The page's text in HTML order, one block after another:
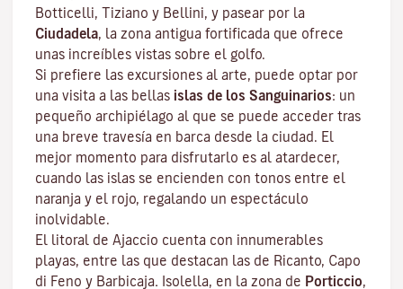
Botticelli, Tiziano y Bellini, y pasear por la
Ciudadela, la zona antigua fortificada que ofrece
unas increíbles vistas sobre el golfo.
Si prefiere las excursiones al arte, puede optar por
una visita a las bellas islas de los Sanguinarios: un
pequeño archipiélago al que se puede acceder tras
una breve travesía en barca desde la ciudad. El
mejor momento para disfrutarlo es al atardecer,
cuando las islas se encienden con tonos entre el
naranja y el rojo, regalando un espectáculo
inolvidable.
El litoral de Ajaccio cuenta con innumerables
playas, entre las que destacan las de Ricanto, Capo
di Feno y Barbicaja. Isolella, en la zona de Porticcio,